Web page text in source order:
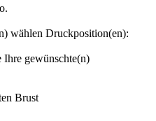
wählen Druckposition(en):
gewünschte(n)
Brust